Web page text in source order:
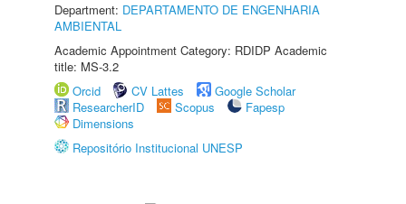
Department: DEPARTAMENTO DE ENGENHARIA
AMBIENTAL
Academic Appointment Category: RDIDP Academic
title: MS-3.2
Orcid
CV Lattes
Google Scholar
ResearcherID
Scopus
Fapesp
Dimensions
Repositório Institucional UNESP